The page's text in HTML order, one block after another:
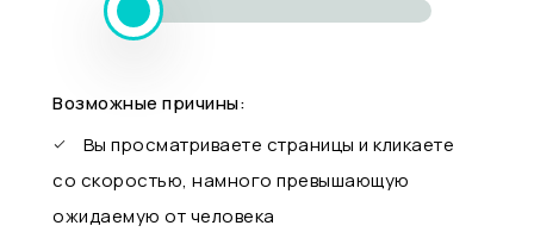
Возможные причины:
Вы просматриваете страницы и кликаете
со скоростью, намного превышающую
ожидаемую от человека